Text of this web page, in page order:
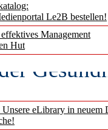
Le2B bestellen!
Management
Hut
Unsere eLibrary in neuem